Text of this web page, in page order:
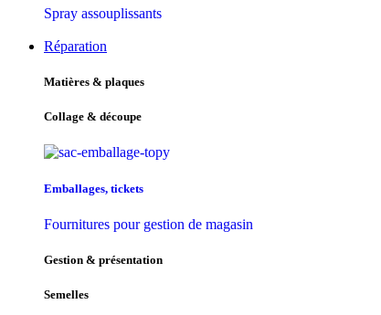
Spray assouplissants
Réparation
Matières & plaques
Collage & découpe
Emballages, tickets
Fournitures pour gestion de magasin
Gestion & présentation
Semelles